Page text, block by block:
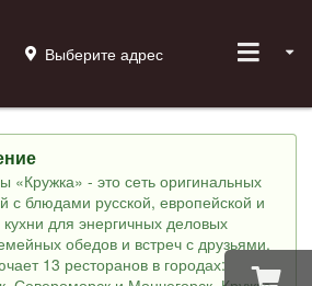
Выберите адрес
«Кружка» - это сеть оригинальных
с блюдами русской, европейской и
для энергичных деловых
обедов и встреч с друзьями.
13 ресторанов в городах: